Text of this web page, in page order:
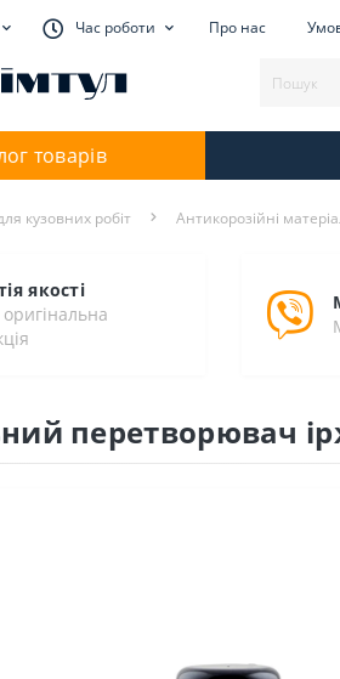
Час роботи Про нас
товарів
кузовних робіт Антикорозійні
якості
оригінальна
перетворювач